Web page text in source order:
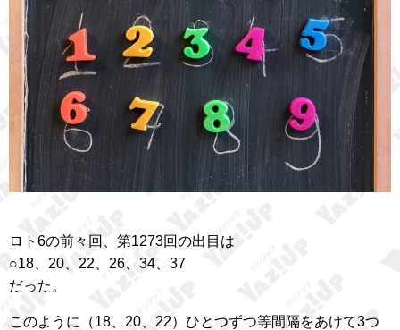
ロト6の前々回、第1273回の出目は
○18、20、22、26、34、37
だった。
このように（18、20、22）ひとつずつ等間隔をあけて3つ